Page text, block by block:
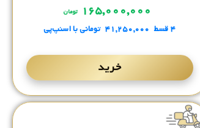
۱۶۵,۰۰۰,۰۰۰ تومان
۴ قسط ۴۱,۲۵۰,۰۰۰ تومانیبا اسنپ‌پی
خرید